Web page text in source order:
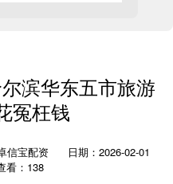
滨华东五市旅游
冤枉钱
信宝配资
日期：2026-02-01
看：138